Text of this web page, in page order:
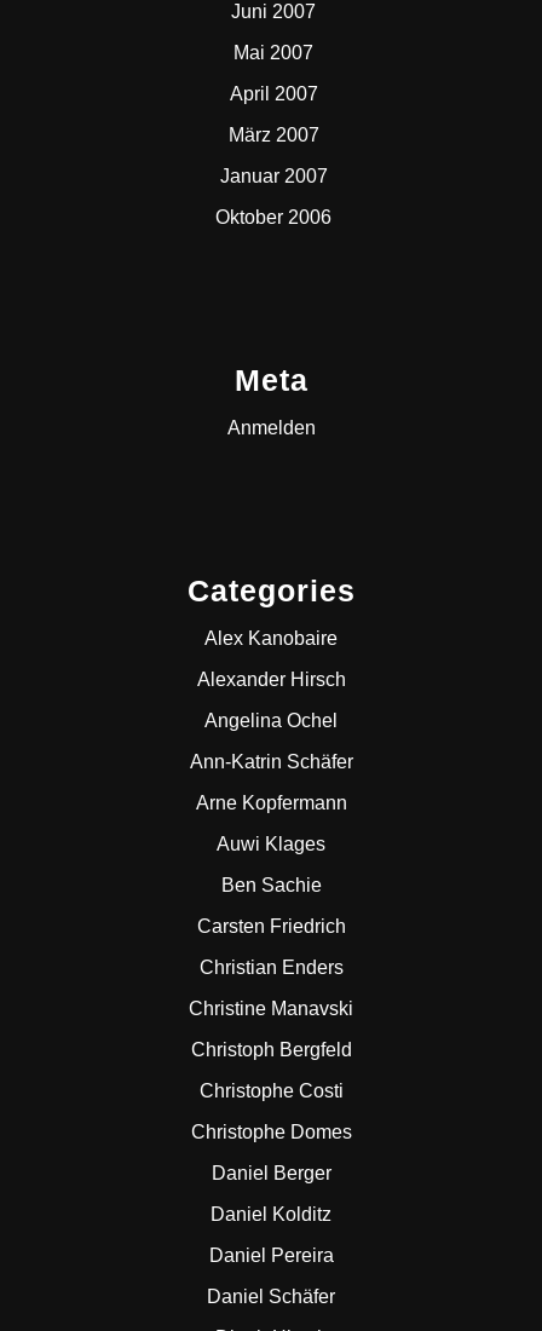
Juni 2007
Mai 2007
April 2007
März 2007
Januar 2007
Oktober 2006
Meta
Anmelden
Categories
Alex Kanobaire
Alexander Hirsch
Angelina Ochel
Ann-Katrin Schäfer
Arne Kopfermann
Auwi Klages
Ben Sachie
Carsten Friedrich
Christian Enders
Christine Manavski
Christoph Bergfeld
Christophe Costi
Christophe Domes
Daniel Berger
Daniel Kolditz
Daniel Pereira
Daniel Schäfer